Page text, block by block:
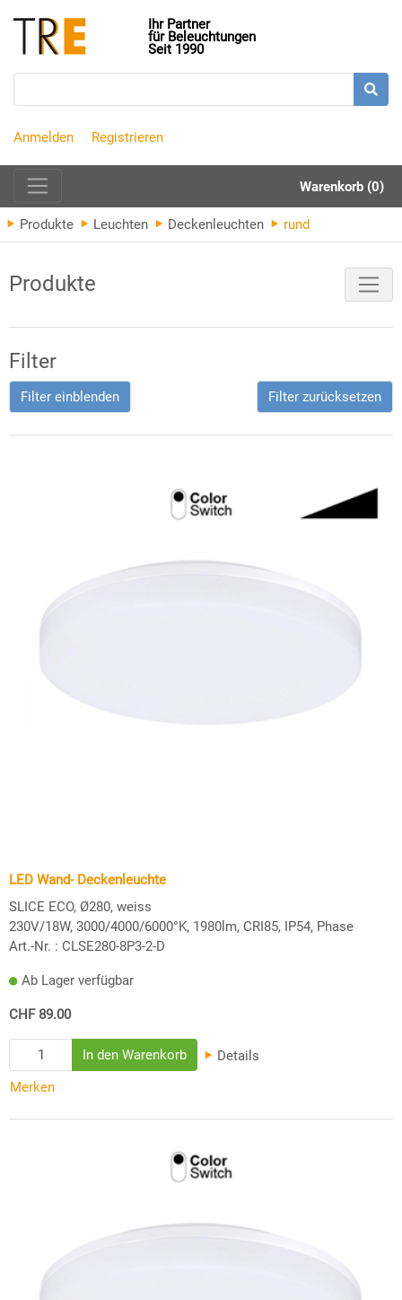
Ihr Partner
für Beleuchtungen
Seit 1990
Anmelden Registrieren
Warenkorb (0)
Produkte Leuchten Deckenleuchten rund
Produkte
Filter
Filter zurücksetzen
Filter einblenden
LED Wand- Deckenleuchte
SLICE ECO, Ø280, weiss
230V/18W, 3000/4000/6000°K, 1980lm, CRI85, IP54, Phase
Art.-Nr. : CLSE280-8P3-2-D
Ab Lager verfügbar
CHF 89.00
Details
Merken